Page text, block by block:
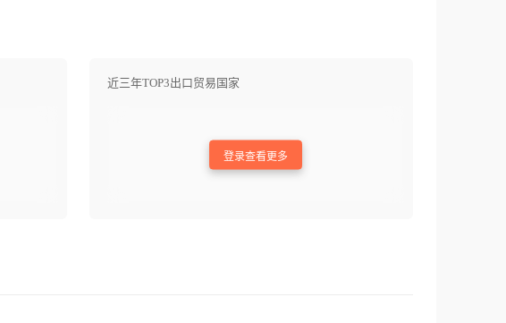
近三年TOP3出口贸易国家
登录查看更多